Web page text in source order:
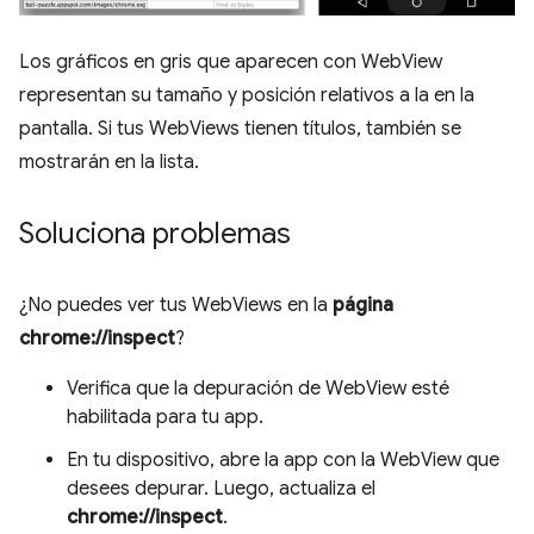
Los gráficos en gris que aparecen con WebView
representan su tamaño y posición relativos a la en la
pantalla. Si tus WebViews tienen títulos, también se
mostrarán en la lista.
Soluciona problemas
¿No puedes ver tus WebViews en la página
chrome://inspect?
Verifica que la depuración de WebView esté
habilitada para tu app.
En tu dispositivo, abre la app con la WebView que
desees depurar. Luego, actualiza el
chrome://inspect.